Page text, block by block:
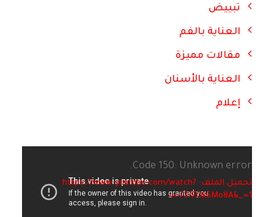
تبييض
العناية بالفم
مقالات مميزة
العناية بالأسنان
إعلام
Code 150: Unknown error.
تحميل الملف: https://www.youtube.com/watch?
v=737FOk6Mo8A&_=1